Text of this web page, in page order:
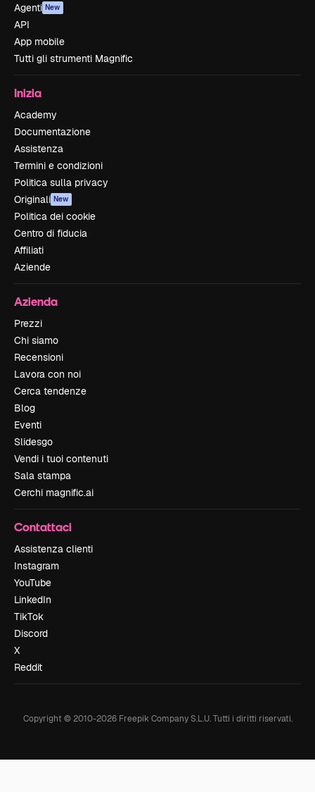
Agenti New
API
App mobile
Tutti gli strumenti Magnific
Inizia
Academy
Documentazione
Assistenza
Termini e condizioni
Politica sulla privacy
Originali New
Politica dei cookie
Centro di fiducia
Affiliati
Aziende
Azienda
Prezzi
Chi siamo
Recensioni
Lavora con noi
Cerca tendenze
Blog
Eventi
Slidesgo
Vendi i tuoi contenuti
Sala stampa
Cerchi magnific.ai
Contattaci
Assistenza clienti
Instagram
YouTube
LinkedIn
TikTok
Discord
X
Reddit
Copyright © 2010-2026Freepik Company S.L.U. Tutti i diritti riservati.